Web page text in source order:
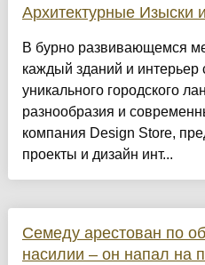
Архитектурные Изыски
​В бурно развивающемся
каждый зданий и интерьер
уникального городского
разнообразия и
компания Design Store,
проекты и дизайн инт...
Семеду арестован по
насилии – он напал на